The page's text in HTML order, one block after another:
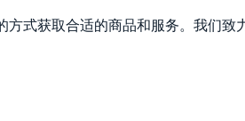
式获取合适的商品和服务。我们致